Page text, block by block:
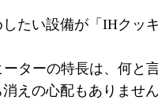
たい設備が「IHクッ
ターの特長は、何と
えの心配もありませ